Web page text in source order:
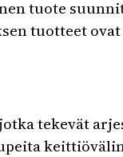
tuote
tuotteet
tekevät